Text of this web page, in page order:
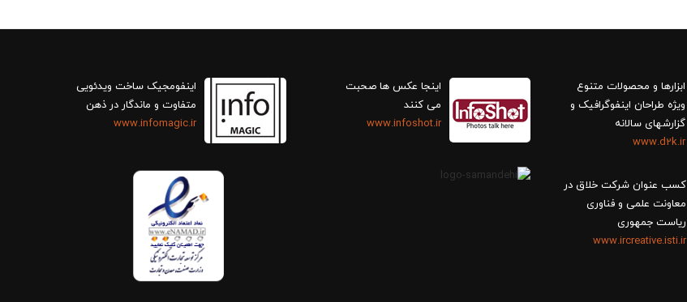
ابزارها و محصولات متنوع
ویژه طراحان اینفوگرافیک و
گزارش‎های سالانه
www.d2k.ir
کسب عنوان شرکت خلاق در
معاونت علمی و فناوری
ریاست جمهوری
www.ircreative.isti.ir
اینجا عکس ها صحبت
می کنند
www.infoshot.ir
اینفومجیک ساخت ویدئویی
متفاوت و ماندگار در ذهن
www.infomagic.ir